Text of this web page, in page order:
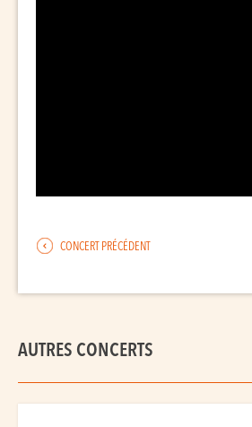
CONCERT PRÉCÉDENT
AUTRES CONCERTS